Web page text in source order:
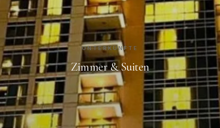
UNTERKÜNFTE
Zimmer & Suiten